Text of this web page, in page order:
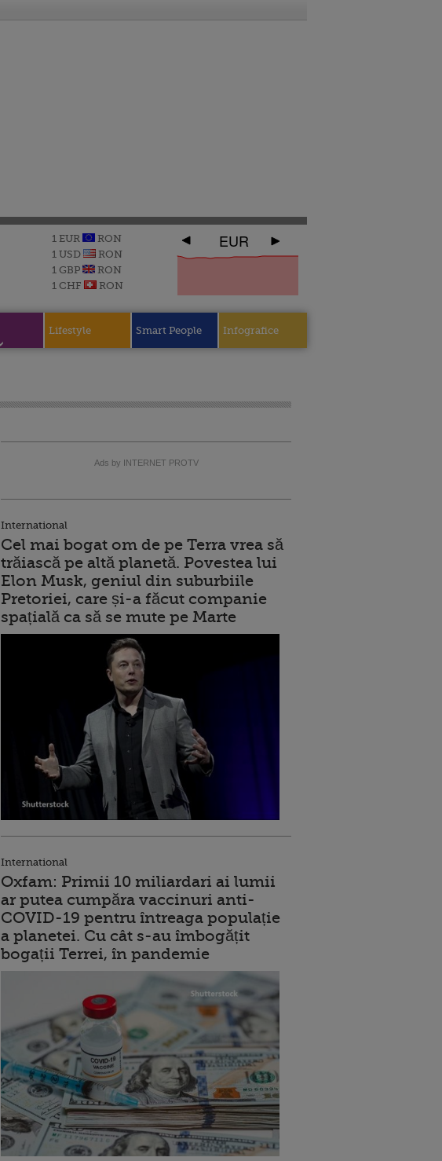
1 EUR
RON
1 USD
RON
1 GBP
RON
1 CHF
RON
EUR
Lifestyle Smart People Infografice
Ads by INTERNET PROTV
International
Cel mai bogat om de pe Terra vrea să
trăiască pe altă planetă. Povestea lui
Elon Musk, geniul din suburbiile
Pretoriei, care și-a făcut companie
spațială ca să se mute pe Marte
International
Oxfam: Primii 10 miliardari ai lumii
ar putea cumpăra vaccinuri anti-
COVID-19 pentru întreaga populație
a planetei. Cu cât s-au îmbogățit
bogații Terrei, în pandemie